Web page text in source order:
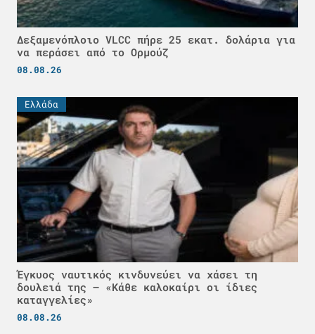
Δεξαμενόπλοιο VLCC πήρε 25 εκατ. δολάρια για
να περάσει από το Ορμούζ
08.08.26
Ελλάδα
Έγκυος ναυτικός κινδυνεύει να χάσει τη
δουλειά της – «Κάθε καλοκαίρι οι ίδιες
καταγγελίες»
08.08.26